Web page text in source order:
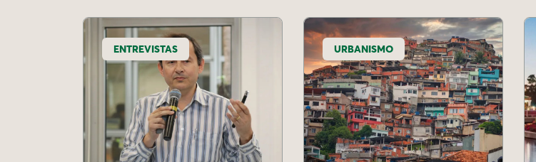
ENTREVISTAS URBANISMO